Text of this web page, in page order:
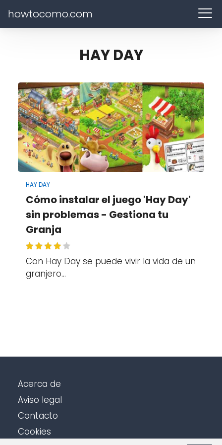
howtocomo.com
HAY DAY
HAY DAY
Cómo instalar el juego 'Hay Day'
sin problemas - Gestiona tu
Granja
Con Hay Day se puede vivir la vida de un
granjero…
Acerca de
Aviso legal
Contacto
Cookies